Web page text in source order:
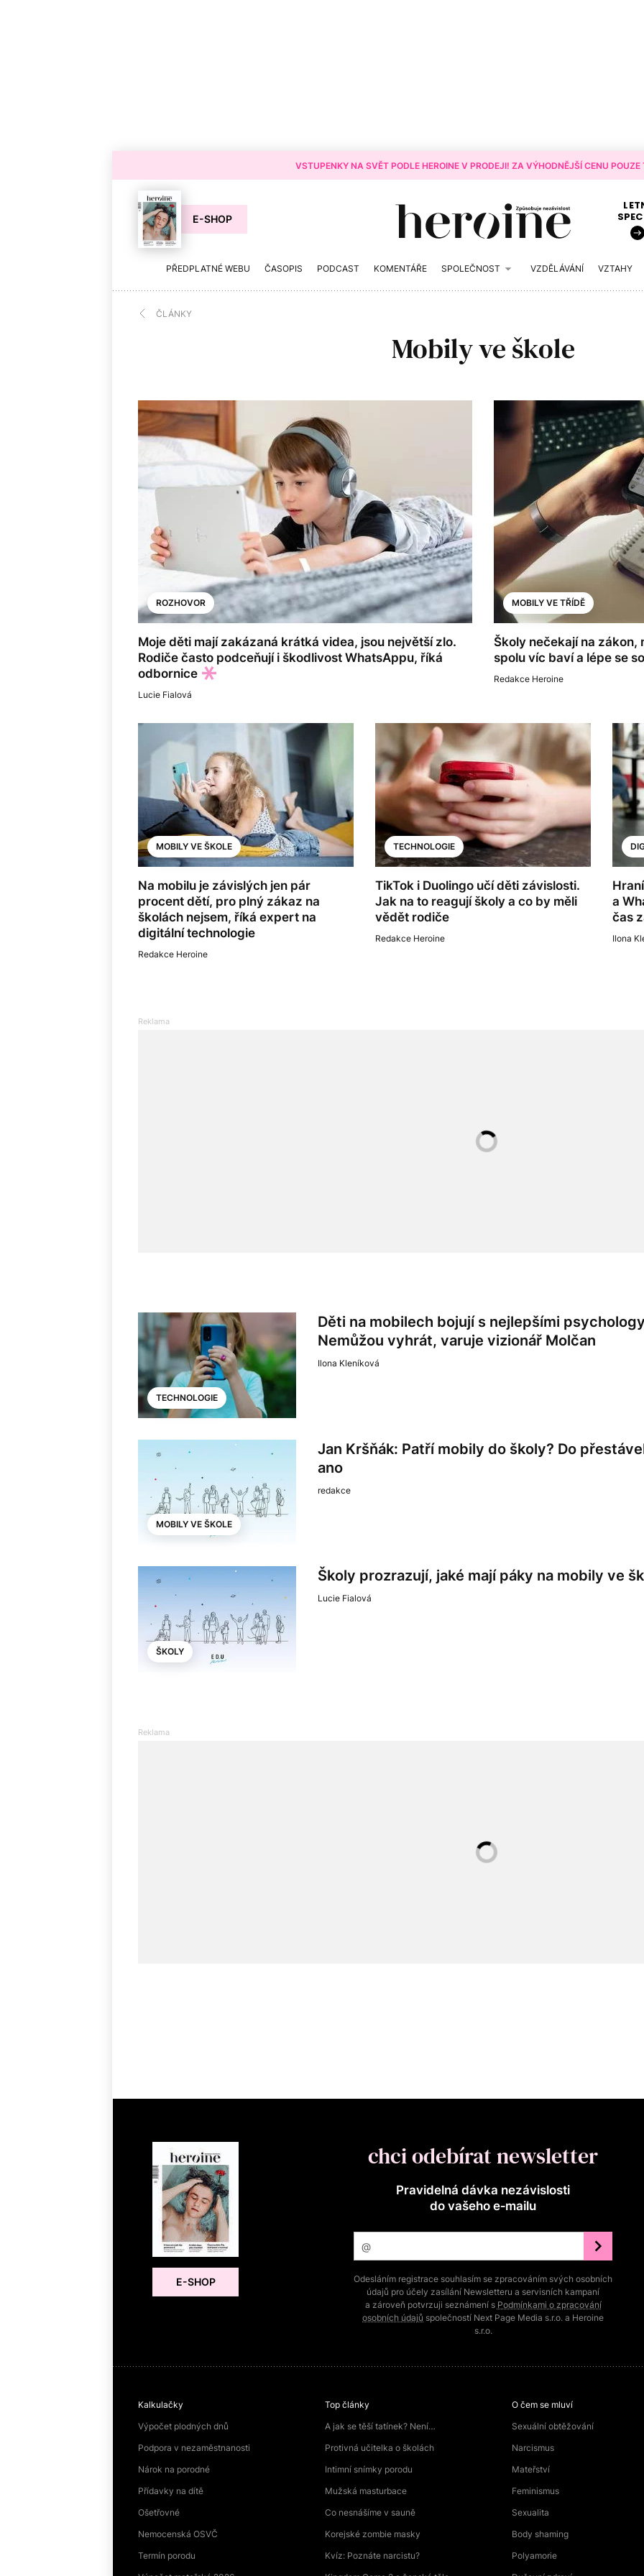
VSTUPENKY NA SVĚT PODLE HEROINE V PRODEJI! ZA VÝHODNĚJŠÍ CENU
E-SHOP
PŘEDPLATNÉ WEBU ČASOPIS PODCAST KOMENTÁŘE SPOLEČNOST VZDĚLÁVÁNÍ VZTAHY
ČLÁNKY
Mobily ve škole
ROZHOVOR
Moje děti mají zakázaná krátká videa, jsou největší zlo.
Rodiče často podceňují i škodlivost WhatsAppu, říká
odbornice
Lucie Fialová
MOBILY VE TŘÍDĚ
Školy nečekají na zákon,
spolu víc baví a lépe se
Redakce Heroine
MOBILY VE ŠKOLE
Na mobilu je závislých jen pár
procent dětí, pro plný zákaz na
školách nejsem, říká expert na
digitální technologie
Redakce Heroine
TECHNOLOGIE
TikTok i Duolingo učí děti závislosti.
Jak na to reagují školy a co by měli
vědět rodiče
Redakce Heroine
a
čas
Ilona
TECHNOLOGIE
Děti na mobilech bojují s nejlepšími
Nemůžou vyhrát, varuje vizionář Molčan
Ilona Kleníková
MOBILY VE ŠKOLE
Jan Kršňák: Patří mobily do školy? Do
ano
redakce
ŠKOLY
Školy prozrazují, jaké mají páky na mobily ve
Lucie Fialová
E-SHOP
chci odebírat newsletter
Pravidelná dávka nezávislosti
do vašeho e‑mailu
Odesláním registrace souhlasím se zpracováním svých osobních
údajů pro účely zasílání Newsletteru a servisních kampaní
a zároveň potvrzuji seznámení s Podmínkami o zpracování
osobních údajů společností Next Page Media s.r.o. a Heroine
s.r.o.
Kalkulačky
Výpočet plodných dnů
Podpora v nezaměstnanosti
Nárok na porodné
Přídavky na dítě
Ošetřovné
Nemocenská OSVČ
Termín porodu
Top články
A jak se těší tatínek? Není…
Protivná učitelka o školách
Intimní snímky porodu
Mužská masturbace
Co nesnášíme v sauně
Korejské zombie masky
Kvíz: Poznáte narcistu?
O čem se mluví
Sexuální obtěžování
Narcismus
Mateřství
Feminismus
Sexualita
Body shaming
Polyamorie